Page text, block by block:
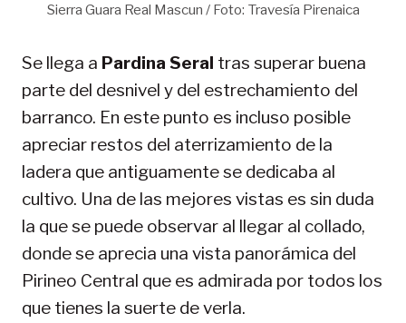
Sierra Guara Real Mascun / Foto: Travesía Pirenaica
Se llega a Pardina Seral tras superar buena
parte del desnivel y del estrechamiento del
barranco. En este punto es incluso posible
apreciar restos del aterrizamiento de la
ladera que antiguamente se dedicaba al
cultivo. Una de las mejores vistas es sin duda
la que se puede observar al llegar al collado,
donde se aprecia una vista panorámica del
Pirineo Central que es admirada por todos los
que tienes la suerte de verla.